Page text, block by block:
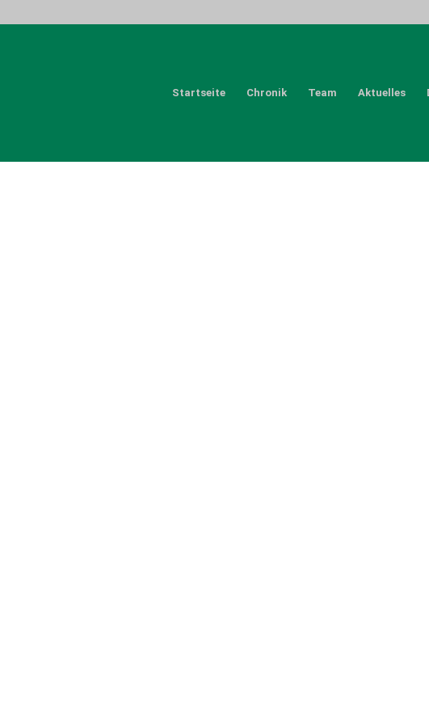
Startseite Chronik Team Aktuelles